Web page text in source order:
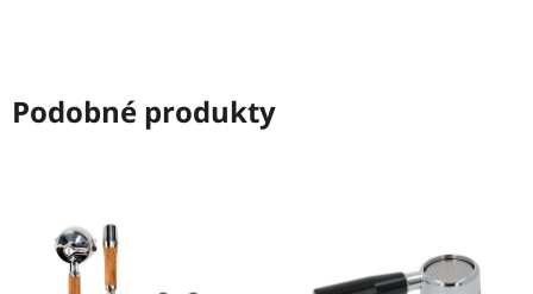
Podobné produkty